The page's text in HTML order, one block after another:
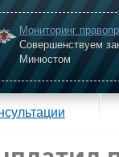
Мониторинг
Совершенствуем
Минюстом